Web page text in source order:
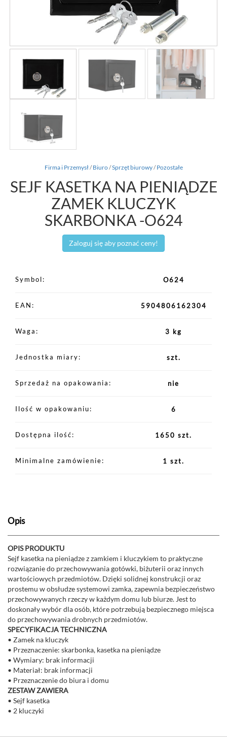
Firma i Przemysł/Biuro/Sprzęt biurowy/Pozostałe
SEJF KASETKA NA PIENIĄDZE
ZAMEK KLUCZYK
SKARBONKA -O624
Zaloguj się aby poznać ceny!
Symbol O624
EAN 5904806162304
Waga 3 kg
Jednostka miary szt.
Sprzedaż na opakowania nie
Ilość w opakowaniu 6
Dostępna ilość 1650 szt.
Minimalne zamówienie 1 szt.
Opis
OPIS PRODUKTU
Sejf kasetka na pieniądze z zamkiem i kluczykiem to praktyczne
rozwiązanie do przechowywania gotówki, biżuterii oraz innych
wartościowych przedmiotów. Dzięki solidnej konstrukcji oraz
prostemu w obsłudze systemowi zamka, zapewnia bezpieczeństwo
przechowywanych rzeczy w każdym domu lub biurze. Jest to
doskonały wybór dla osób, które potrzebują bezpiecznego miejsca
do przechowywania drobnych przedmiotów.
SPECYFIKACJA TECHNICZNA
• Zamek na kluczyk
• Przeznaczenie: skarbonka, kasetka na pieniądze
• Wymiary: brak informacji
• Materiał: brak informacji
• Przeznaczenie do biura i domu
ZESTAW ZAWIERA
• Sejf kasetka
• 2 kluczyki